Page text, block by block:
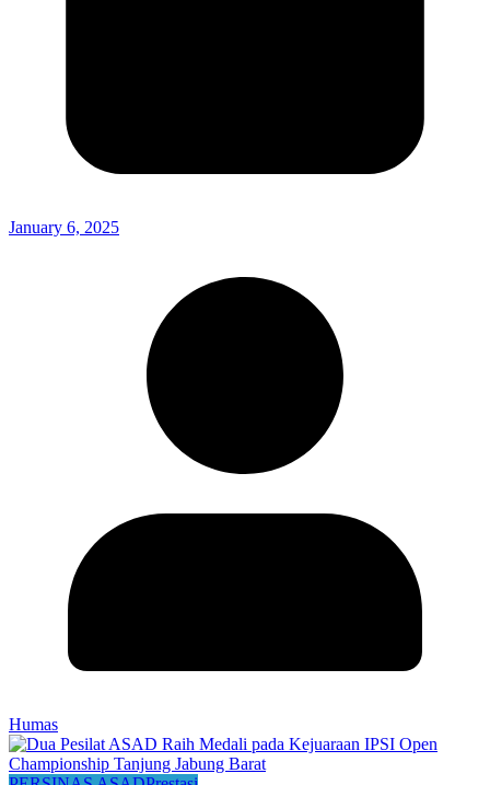
January 6, 2025
Humas